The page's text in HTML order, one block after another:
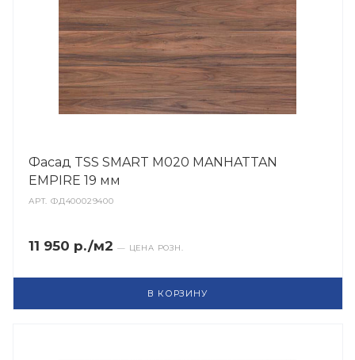
Фасад TSS SMART M020 MANHATTAN
EMPIRE 19 мм
АРТ.ФД400029400
11 950 р./м2 — ЦЕНА РОЗН.
В КОРЗИНУ